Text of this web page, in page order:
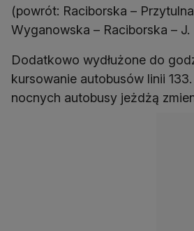
(powrót: Raciborska –
Wyganowska – Raciborska –
Dodatkowo wydłużone do
kursowanie autobusów linii
nocnych autobusy jeżdżą